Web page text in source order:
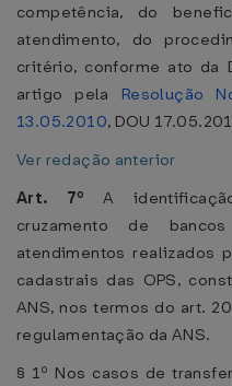
competência, do
atendimento, do
critério, conforme ato da
artigo pela Resolução
13.05.2010, DOU
Ver redação anterior
Art. 7ºA
cruzamento de
atendimentos realizados
cadastrais das OPS,
ANS, nos termos do art.
regulamentação da ANS.
§ 1º Nos casos de